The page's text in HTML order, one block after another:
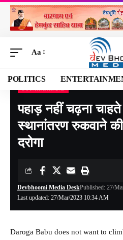
Aa
POLITICS
Devbhoomi Media>Blog>NATIONAL>
पहाड़ नहीं चढ़ना चाहते
स्थानांतरण रुकवाने
दरोगा
Last updated: 27/Mar/2023 10:34 AM
Devbhoomi Media DeskPublished: 27/
Daroga Babu does not want to